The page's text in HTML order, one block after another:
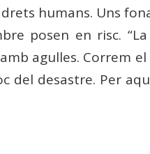
humans. Uns
posen en risc.
agulles. Correm
del desastre. Per